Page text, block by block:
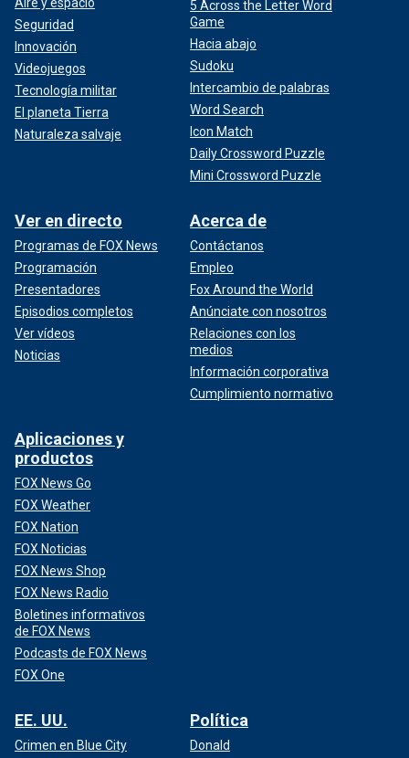
Seguridad
Innovación
Videojuegos
Tecnología militar
El planeta Tierra
Naturaleza salvaje
5 Across the Letter Word
Game
Hacia abajo
Sudoku
Intercambio de palabras
Word Search
Icon Match
Daily Crossword Puzzle
Mini Crossword Puzzle
Ver en directo
Programas de FOX News
Programación
Presentadores
Episodios completos
Ver vídeos
Noticias
Acerca de
Contáctanos
Empleo
Fox Around the World
Anúnciate con nosotros
Relaciones con los
medios
Información corporativa
Cumplimiento normativo
Aplicaciones y
productos
FOX News Go
FOX Weather
FOX Nation
FOX Noticias
FOX News Shop
FOX News Radio
Boletines informativos
de FOX News
Podcasts de FOX News
FOX One
EE. UU.
Crimen en Blue City
Política
Donald